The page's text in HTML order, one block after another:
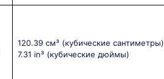
120.39 см³ (кубические сантиметры)
7.31 in³ (кубические дюймы)